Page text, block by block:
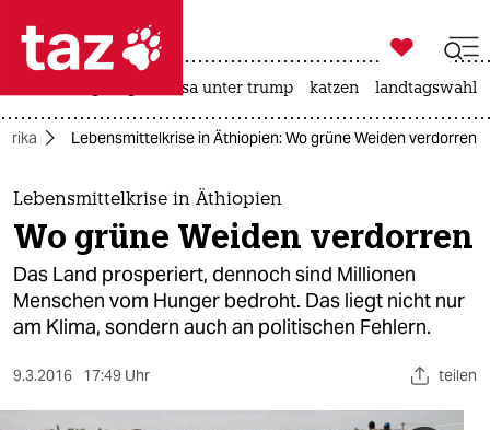
 taz zahl ich
taz zahl ich
themen
politik
öko

taz zahl ich
usa unter trump katzen landtagswahl
Lebensmittelkrise in Äthiopien: Wo grüne Weiden verdorren
Lebensmittelkrise in Äthiopien
Wo grüne Weiden verdorren
Das Land prosperiert, dennoch sind Millionen
Menschen vom Hunger bedroht. Das liegt nicht nur
am Klima, sondern auch an politischen Fehlern.
9.3.2016 17:49 Uhr teilen